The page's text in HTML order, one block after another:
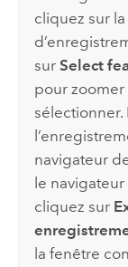
cliquez sur
surSelect
pour zoomer
navigateur
le
cliquez sur
la fenêtre